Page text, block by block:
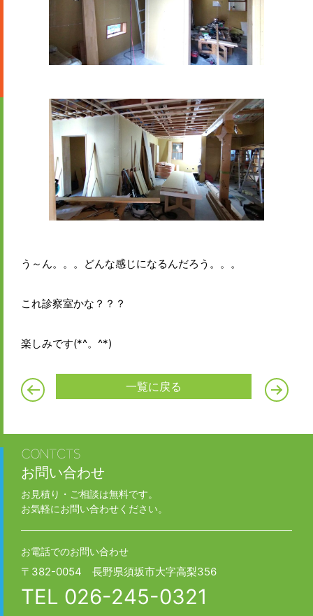
う～ん。。。どんな感じになるんだろう。。。
これ診察室かな？？？
楽しみです(*^。^*)
一覧に戻る
お問い合わせ
お見積り・ご相談は無料です。
お気軽にお問い合わせください。
お電話でのお問い合わせ
〒382-0054 長野県須坂市大字高梨356
TEL 026-245-0321